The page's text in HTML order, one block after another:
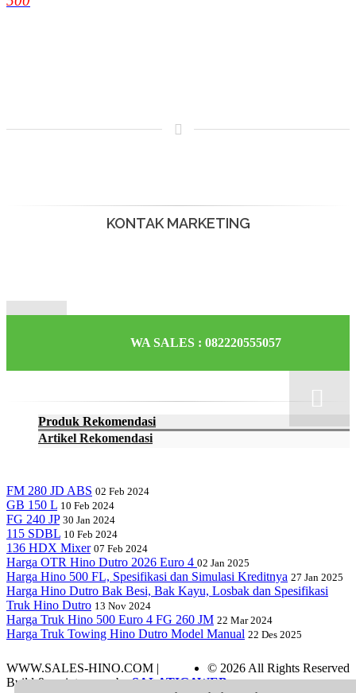
KONTAK MARKETING
WA SALES : 082220555057
Produk Rekomendasi
Artikel Rekomendasi
FM 280 JD ABS 02 Feb 2024
GB 150 L 10 Feb 2024
FG 240 JP 30 Jan 2024
115 SDBL 10 Feb 2024
136 HDX Mixer 07 Feb 2024
Harga OTR Hino Dutro 2026 Euro 4 02 Jan 2025
Harga Hino 500 FL, Spesifikasi dan Simulasi Kreditnya 27 Jan 2025
Harga Hino Dutro Bak Besi, Bak Kayu, Losbak dan Spesifikasi
Truk Hino Dutro 13 Nov 2024
Harga Truk Hino 500 Euro 4 FG 260 JM 22 Mar 2024
Harga Truk Towing Hino Dutro Model Manual 22 Des 2025
© 2026 All Rights Reserved
WWW.SALES-HINO.COM |
Build & maintenance bySALATIGAWEB